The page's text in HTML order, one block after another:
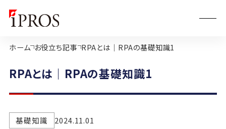
ホーム お役立ち記事 RPAとは｜RPAの基礎知識1
RPAとは｜RPAの基礎知識1
基礎知識 2024.11.01